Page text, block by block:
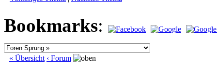
Bookmarks:
« Übersicht ‹ Forum